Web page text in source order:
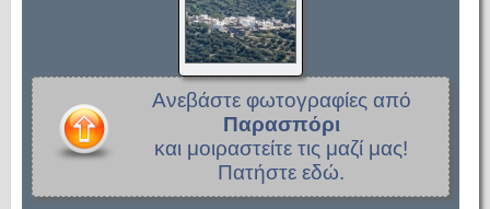
Ανεβάστε φωτογραφίες από
Παρασπόρι
και μοιραστείτε τις μαζί μας!
Πατήστε εδώ.